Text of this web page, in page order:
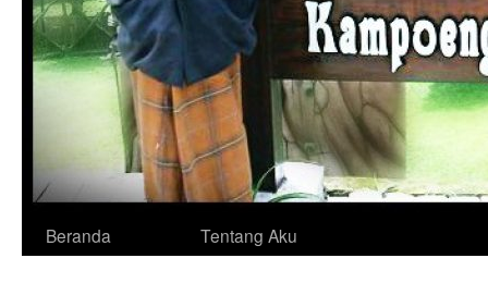
Langsung
Beranda Tentang Aku